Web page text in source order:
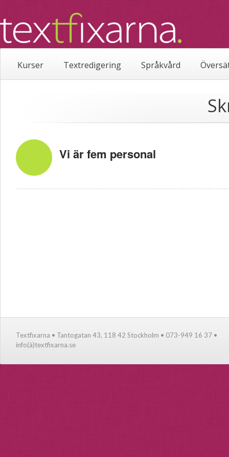
Kurser Textredigering Språkvård
Vi är fem personal
Textfixarna • Tantogatan 43, 118 42 Stockholm • 073-949 16 37 •
info(à)textfixarna.se